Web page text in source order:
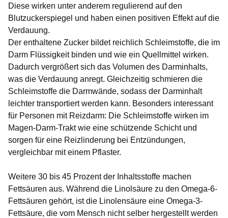
Diese wirken unter anderem regulierend auf den
Blutzuckerspiegel und haben einen positiven Effekt auf die
Verdauung.
Der enthaltene Zucker bildet reichlich Schleimstoffe, die im
Darm Flüssigkeit binden und wie ein Quellmittel wirken.
Dadurch vergrößert sich das Volumen des Darminhalts,
was die Verdauung anregt. Gleichzeitig schmieren die
Schleimstoffe die Darmwände, sodass der Darminhalt
leichter transportiert werden kann. Besonders interessant
für Personen mit Reizdarm: Die Schleimstoffe wirken im
Magen-Darm-Trakt wie eine schützende Schicht und
sorgen für eine Reizlinderung bei Entzündungen,
vergleichbar mit einem Pflaster.
Weitere 30 bis 45 Prozent der Inhaltsstoffe machen
Fettsäuren aus. Während die Linolsäure zu den Omega-6-
Fettsäuren gehört, ist die Linolensäure eine Omega-3-
Fettsäure, die vom Mensch nicht selber hergestellt werden